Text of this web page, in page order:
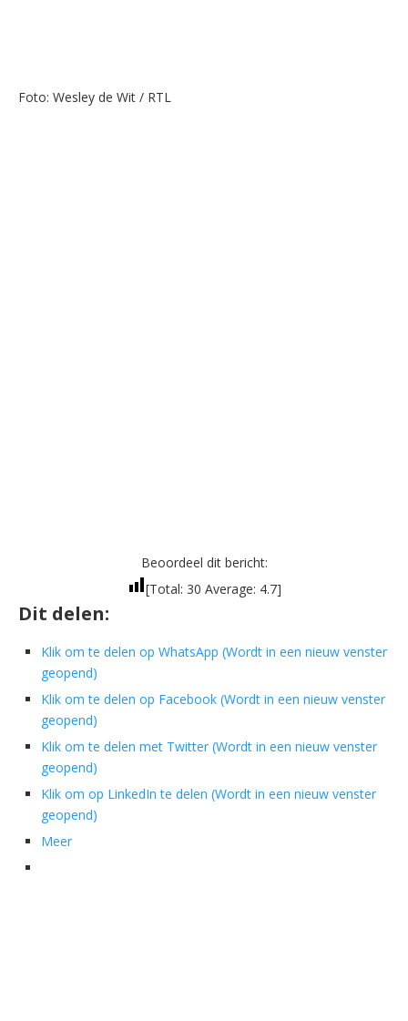
Foto: Wesley de Wit / RTL
Beoordeel dit bericht:
[Total: 30 Average: 4.7]
Dit delen:
Klik om te delen op WhatsApp (Wordt in een nieuw venster
geopend)
Klik om te delen op Facebook (Wordt in een nieuw venster
geopend)
Klik om te delen met Twitter (Wordt in een nieuw venster
geopend)
Klik om op LinkedIn te delen (Wordt in een nieuw venster
geopend)
Meer